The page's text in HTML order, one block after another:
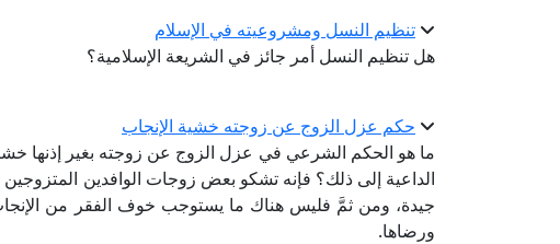
تنظيم النسل ومشروعيته في الإسلام
هل تنظيم النسل أمر جائز في الشريعة الإسلامية؟
حكم عزل الزوج عن زوجته خشية الإنجاب
ما هو الحكم الشرعي في عزل الزوج عن زوجته بغير إذنها خشية
الداعية إلى ذلك؟ فإنه تشكو بعض زوجات الوافدين
جيدة، ومن ثمَّ فليس هناك ما يستوجب خوف الفقر من
ورضاها.